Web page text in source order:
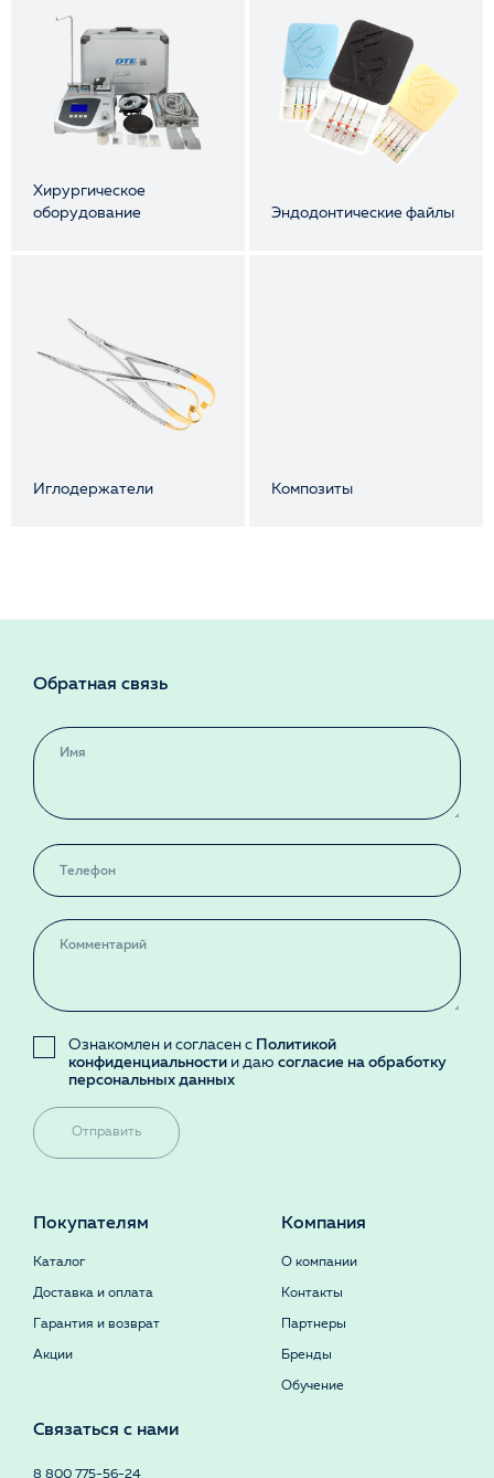
Хирургическое
оборудование
Эндодонтические файлы
Иглодержатели Композиты
Обратная связь
Ознакомлен и согласен с Политикой
конфиденциальности и даю согласие на обработку
персональных данных
Отправить
Покупателям
Каталог
Доставка и оплата
Гарантия и возврат
Акции
Компания
О компании
Контакты
Партнеры
Бренды
Обучение
Связаться с нами
8 800 775-56-24